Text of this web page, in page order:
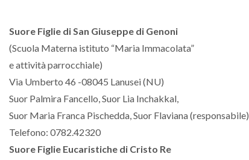
Suore Figlie di San Giuseppe di Genoni
(Scuola Materna istituto “Maria Immacolata”
e attività parrocchiale)
Via Umberto 46 -08045 Lanusei (NU)
Suor Palmira Fancello, Suor Lia Inchakkal,
Suor Maria Franca Pischedda, Suor Flaviana (responsabile)
Telefono: 0782.42320
Suore Figlie Eucaristiche di Cristo Re